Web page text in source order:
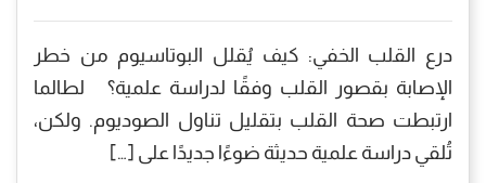
درع القلب الخفي: كيف يُقلل البوتاسيوم من خطر
الإصابة بقصور القلب وفقًا لدراسة علمية؟ لطالما
ارتبطت صحة القلب بتقليل تناول الصوديوم. ولكن،
تُلقي دراسة علمية حديثة ضوءًا جديدًا على […]